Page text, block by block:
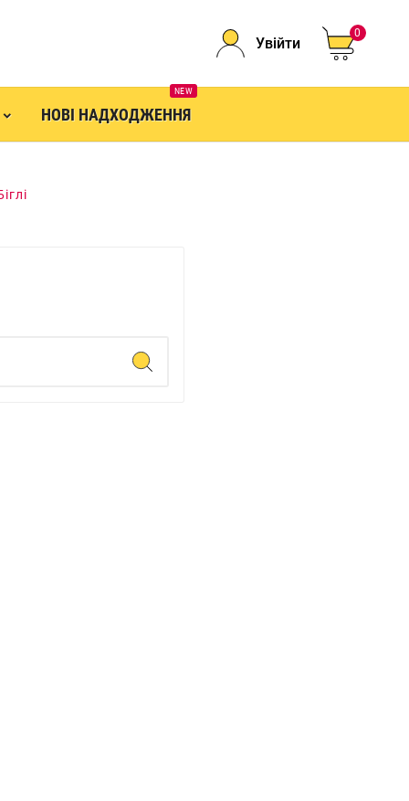
Увійти
0
НОВІ НАДХОДЖЕННЯ
NEW